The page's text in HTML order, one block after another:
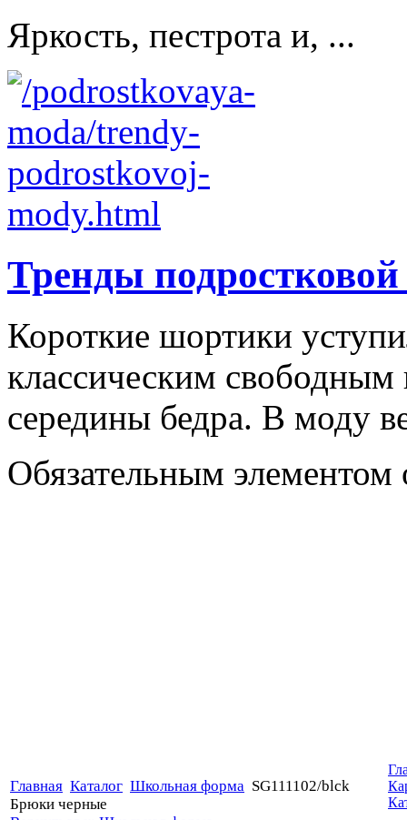
Яркость, пестрота и, ...
Тренды
Короткие шортики
классическим
середины бедра. В моду
Обязательным элементом
Главная Каталог Школьная форма SG111102/blck
Брюки черные